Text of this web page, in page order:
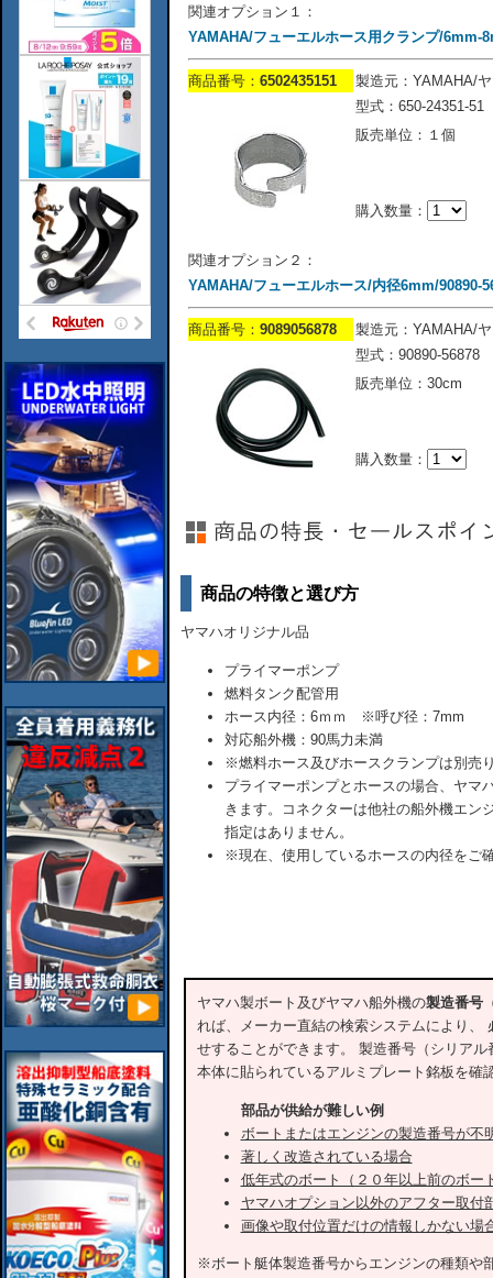
関連オプション１：
YAMAHA/フューエルホース用クランプ/6mm-
商品番号： 6502435151
製造元：YAMAHA/
型式：650-24351-51
販売単位：１個
購入数量：
関連オプション２：
YAMAHA/フューエルホース/内径6mm/90890-
商品番号： 9089056878
製造元：YAMAHA/
型式：90890-56878
販売単位：30cm
購入数量：
商品の特徴と選び方
ヤマハオリジナル品
プライマーポンプ
燃料タンク配管用
ホース内径：6ｍｍ ※呼び径：7mm
対応船外機：90馬力未満
※燃料ホース及びホースクランプは別売
プライマーポンプとホースの場合、ヤマ
きます。コネクターは他社の船外機エン
指定はありません。
※現在、使用しているホースの内径をご
ヤマハ製ボート及びヤマハ船外機の製造番号
れば、メーカー直結の検索システムにより、
せすることができます。 製造番号（シリア
本体に貼られているアルミプレート銘板を確
部品が供給が難しい例
ボートまたはエンジンの製造番号が不
著しく改造されている場合
低年式のボート（２０年以上前のボー
ヤマハオプション以外のアフター取付
画像や取付位置だけの情報しかない場
※ボート艇体製造番号からエンジンの種類や